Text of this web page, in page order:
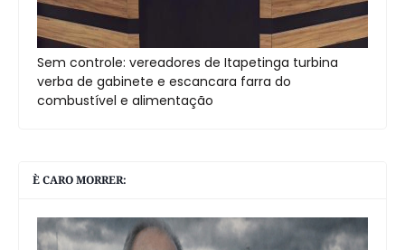
Sem controle: vereadores de Itapetinga turbina
verba de gabinete e escancara farra do
combustível e alimentação
È CARO MORRER: